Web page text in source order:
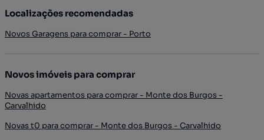
Localizações recomendadas
Novos Garagens para comprar - Porto
Novos imóveis para comprar
Novas apartamentos para comprar - Monte dos Burgos -
Carvalhido
Novas t0 para comprar - Monte dos Burgos - Carvalhido